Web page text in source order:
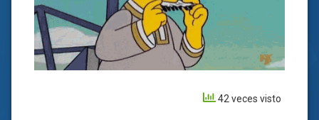
42 veces visto